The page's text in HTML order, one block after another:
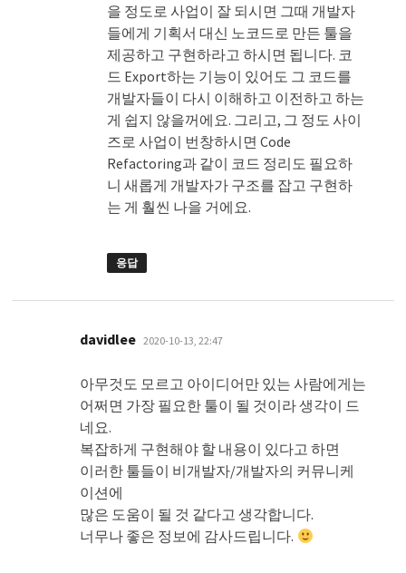
을 정도로 사업이 잘 되시면 그때 개발자
들에게 기획서 대신 노코드로 만든 툴을
제공하고 구현하라고 하시면 됩니다. 코
드 Export하는 기능이 있어도 그 코드를
개발자들이 다시 이해하고 이전하고 하는
게 쉽지 않을꺼에요. 그리고, 그 정도 사이
즈로 사업이 번창하시면 Code
Refactoring과 같이 코드 정리도 필요하
니 새롭게 개발자가 구조를 잡고 구현하
는 게 훨씬 나을 거에요.
응답
davidlee 댓
글:
2020-10-13, 22:47
아무것도 모르고 아이디어만 있는 사람에게는
어쩌면 가장 필요한 툴이 될 것이라 생각이 드
네요.
복잡하게 구현해야 할 내용이 있다고 하면
이러한 툴들이 비개발자/개발자의 커뮤니케
이션에
많은 도움이 될 것 같다고 생각합니다.
너무나 좋은 정보에 감사드립니다.